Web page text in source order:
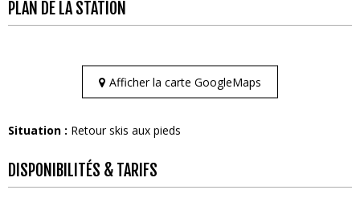
PLAN DE LA STATION
Afficher la carte GoogleMaps
Situation : Retour skis aux pieds
DISPONIBILITÉS & TARIFS